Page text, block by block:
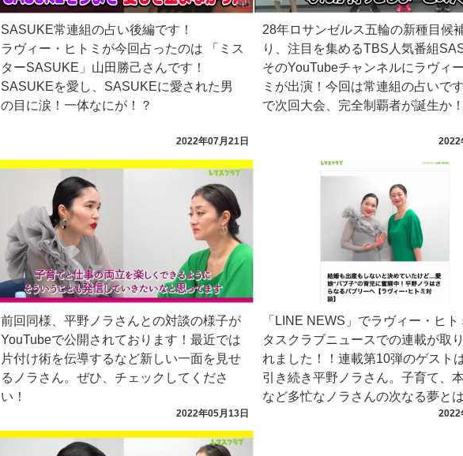
2022年07月21日
SASUKE常連組の占い後編です！
ラヴィー・ヒトミが今回占ったのは 「ミス
ターSASUKE」山田勝己さんです！
SASUKEを愛し、SASUKEに愛された男
の目に涙！一体なにが！？
2022
28年ロサンゼルス五輪の新種目候
り、注目を集めるTBS人気番組
そのYouTubeチャンネルにラヴィ
ミが出演！今回は常連組の占いで
で次回大会、完全制覇者が誕生か
2022年05月13日
前回同様、平野ノラさんとの対談の様子が
YouTubeで公開されております！最近では
片付け術を伝導するなど新しい一面を見せ
るノラさん。ぜひ、チェックしてくださ
い！
2022
「LINE NEWS」でラヴィー・ヒ
タスクラブニュースでの連載が取
れました！！連載第10弾のゲスト
引き続き平野ノラさん。子育て、
など多忙なノラさんの次なる夢と